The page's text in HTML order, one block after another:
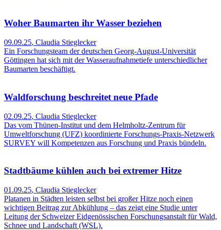
Woher Baumarten ihr Wasser beziehen
09.09.25, Claudia Stieglecker
Ein Forschungsteam der deutschen Georg-August-Universität
Göttingen hat sich mit der Wasseraufnahmetiefe unterschiedlicher
Baumarten beschäftigt.
Waldforschung beschreitet neue Pfade
02.09.25, Claudia Stieglecker
Das vom Thünen-Institut und dem Helmholtz-Zentrum für
Umweltforschung (UFZ) koordinierte Forschungs-Praxis-Netzwerk
SURVEY will Kompetenzen aus Forschung und Praxis bündeln.
Stadtbäume kühlen auch bei extremer Hitze
01.09.25, Claudia Stieglecker
Platanen in Städten leisten selbst bei großer Hitze noch einen
wichtigen Beitrag zur Abkühlung – das zeigt eine Studie unter
Leitung der Schweizer Eidgenössischen Forschungsanstalt für Wald,
Schnee und Landschaft (WSL).